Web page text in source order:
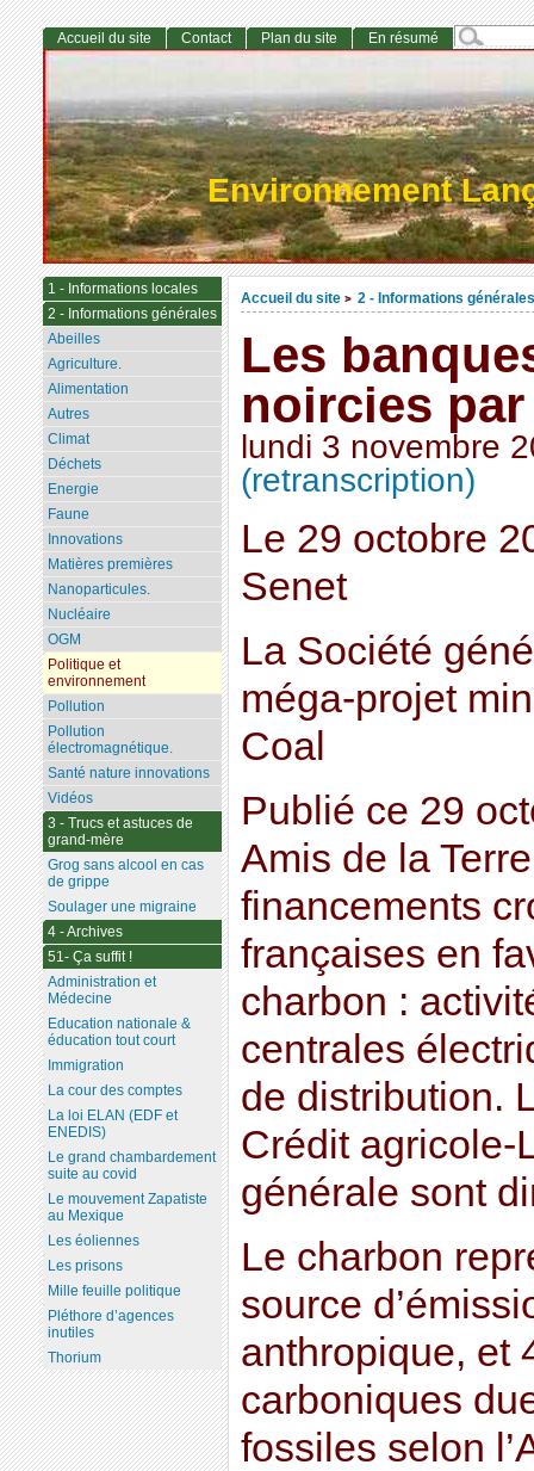
Environnement
Accueil du site > 2 - Informations générales
Les
noircies
lundi 3 novembre
(retranscription)
Le 29 octobre
Senet
La Société
méga-projet
Coal
Publié ce 29
Amis de la
financements
françaises en
charbon :
centrales
de distribution.
Crédit agricole-
générale sont
Le charbon
source
anthropique, et
carboniques
fossiles selon
Accueil du site Contact Plan du site En résumé
1 - Informations locales
2 - Informations générales
Abeilles
Agriculture.
Alimentation
Autres
Climat
Déchets
Energie
Faune
Innovations
Matières premières
Nanoparticules.
Nucléaire
OGM
Politique et
environnement
Pollution
Pollution
électromagnétique.
Santé nature innovations
Vidéos
3 - Trucs et astuces de
grand-mère
Grog sans alcool en cas
de grippe
Soulager une migraine
4 - Archives
51- Ça suffit !
Administration et
Médecine
Education nationale &
éducation tout court
Immigration
La cour des comptes
La loi ELAN (EDF et
ENEDIS)
Le grand chambardement
suite au covid
Le mouvement Zapatiste
au Mexique
Les éoliennes
Les prisons
Mille feuille politique
Pléthore d’agences
inutiles
Thorium